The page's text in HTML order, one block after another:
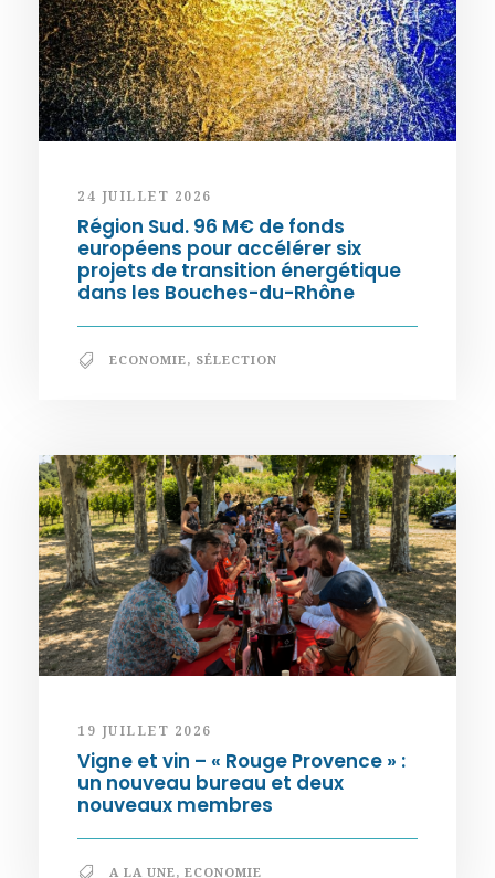
24 JUILLET 2026
Région Sud. 96 M€ de fonds
européens pour accélérer six
projets de transition énergétique
dans les Bouches-du-Rhône
ECONOMIE, SÉLECTION
19 JUILLET 2026
Vigne et vin – « Rouge Provence » :
un nouveau bureau et deux
nouveaux membres
A LA UNE, ECONOMIE